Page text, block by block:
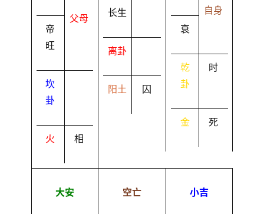
帝
旺
父母
坎
卦
火 相
长生
离卦
阳土 囚
衰
自身
乾
卦
时
金 死
大安 空亡 小吉